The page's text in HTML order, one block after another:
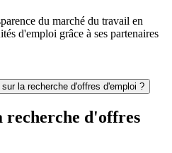
du marché du travail en
d'emploi grâce à ses partenaires
la recherche d'offres d'emploi ?
recherche d'offres